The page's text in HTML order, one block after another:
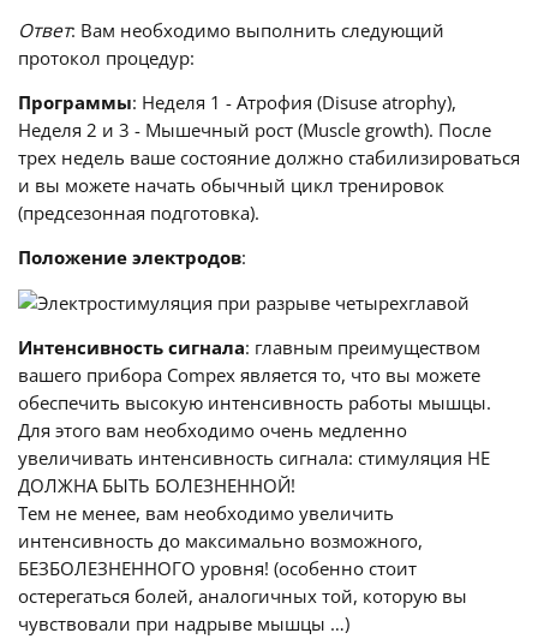
Ответ: Вам необходимо выполнить следующий
протокол процедур:
Программы: Неделя 1 - Атрофия (Disuse atrophy),
Неделя 2 и 3 - Мышечный рост (Muscle growth). После
трех недель ваше состояние должно стабилизироваться
и вы можете начать обычный цикл тренировок
(предсезонная подготовка).
Положение электродов:
Интенсивность сигнала: главным преимуществом
вашего прибора Compex является то, что вы можете
обеспечить высокую интенсивность работы мышцы.
Для этого вам необходимо очень медленно
увеличивать интенсивность сигнала: стимуляция НЕ
ДОЛЖНА БЫТЬ БОЛЕЗНЕННОЙ!
Тем не менее, вам необходимо увеличить
интенсивность до максимально возможного,
БЕЗБОЛЕЗНЕННОГО уровня! (особенно стоит
остерегаться болей, аналогичных той, которую вы
чувствовали при надрыве мышцы …)